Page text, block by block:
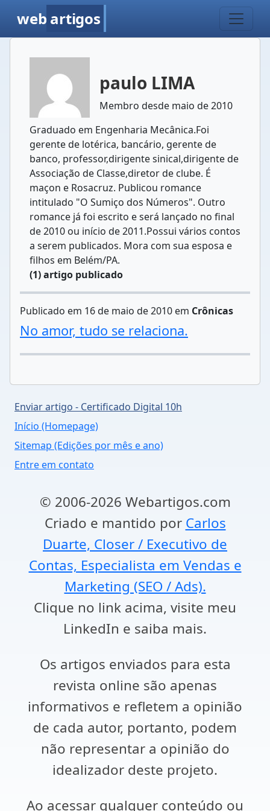
web artigos
paulo LIMA
Membro desde maio de 2010
Graduado em Engenharia Mecânica.Foi
gerente de lotérica, bancário, gerente de
banco, professor,dirigente sinical,dirigente de
Associação de Classe,diretor de clube. É
maçon e Rosacruz. Publicou romance
intitulado "O Sumiço dos Números". Outro
romance já foi escrito e será lançado no final
de 2010 ou início de 2011.Possui vários contos
a serem publicados. Mora com sua esposa e
filhos em Belém/PA.
(1) artigo publicado
Publicado em 16 de maio de 2010 em Crônicas
No amor, tudo se relaciona.
Enviar artigo - Certificado Digital 10h
Início (Homepage)
Sitemap (Edições por mês e ano)
Entre em contato
© 2006-2026 Webartigos.com
Criado e mantido por Carlos
Duarte, Closer / Executivo de
Contas, Especialista em Vendas e
Marketing (SEO / Ads).
Clique no link acima, visite meu
LinkedIn e saiba mais.
Os artigos enviados para esta
revista online são apenas
informativos e refletem a opinião
de cada autor, portanto, podem
não representar a opinião do
idealizador deste projeto.
Ao acessar qualquer conteúdo ou